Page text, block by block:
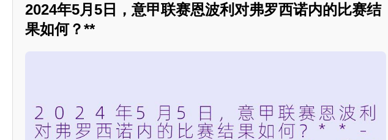
2024年5月5日，意甲联赛恩波利对弗罗西诺内的比赛结
果如何？**